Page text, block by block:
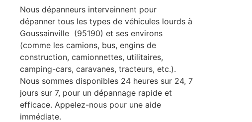
Nous dépanneurs interveinnent pour
dépanner tous les types de véhicules lourds à
Goussainville (95190) et ses environs
(comme les camions, bus, engins de
construction, camionnettes, utilitaires,
camping-cars, caravanes, tracteurs, etc.).
Nous sommes disponibles 24 heures sur 24, 7
jours sur 7, pour un dépannage rapide et
efficace. Appelez-nous pour une aide
immédiate.